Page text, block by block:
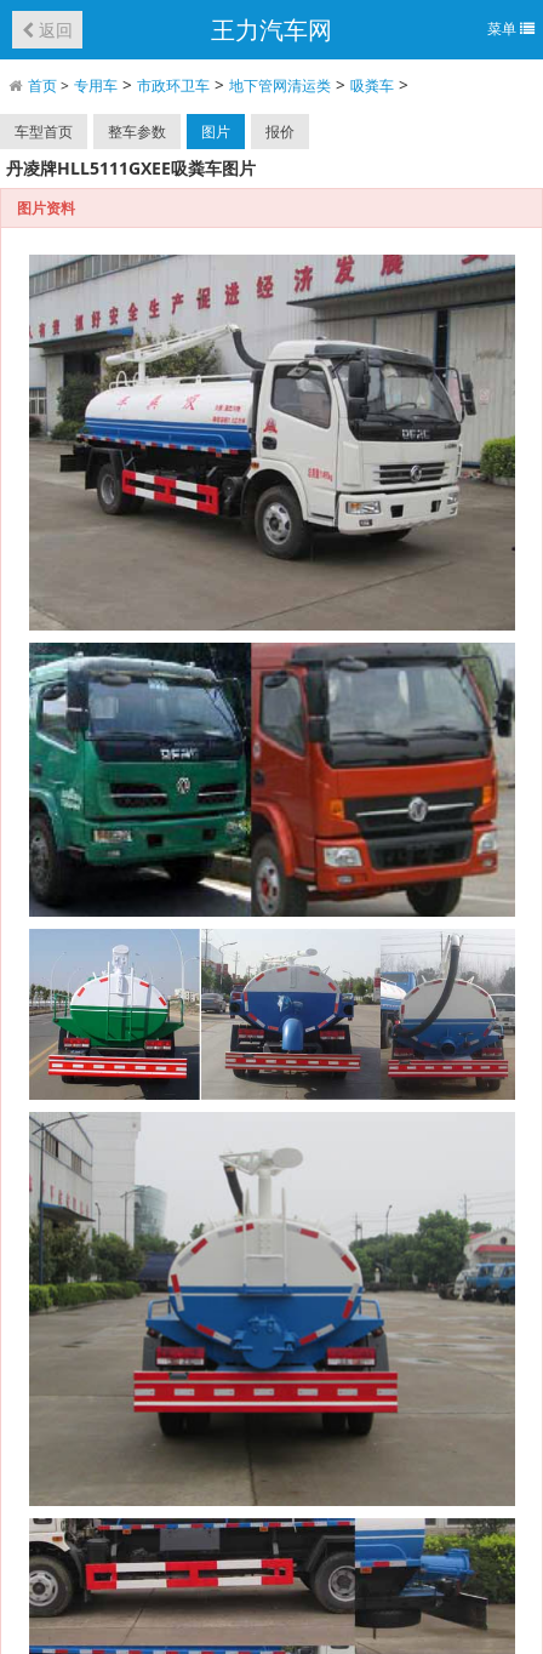
返回 王力汽车网 菜单
首页> 专用车> 市政环卫车> 地下管网清运类> 吸粪车>
车型首页 整车参数 图片 报价
丹凌牌HLL5111GXEE吸粪车图片
图片资料